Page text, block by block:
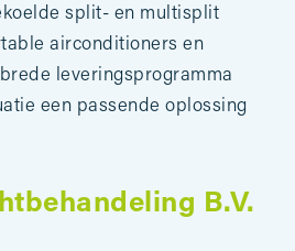
split- en multisplit
airconditioners en
leveringsprogramma
een passende oplossing
B.V.